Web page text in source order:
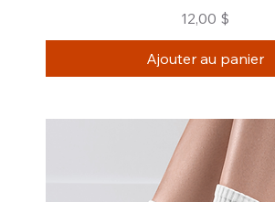
Prix
12,00 $
Ajouter au panier